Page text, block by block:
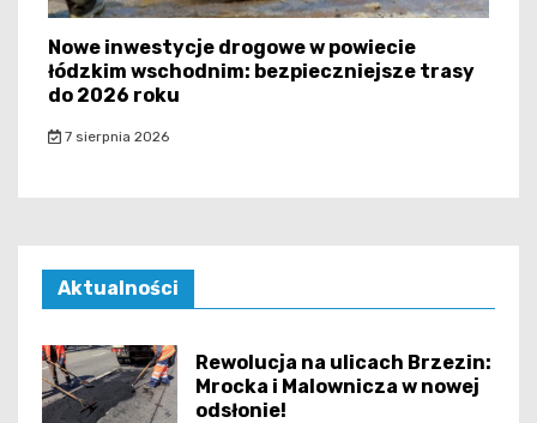
Nowe inwestycje drogowe w powiecie
łódzkim wschodnim: bezpieczniejsze trasy
do 2026 roku
7 sierpnia 2026
Aktualności
Rewolucja na ulicach Brzezin:
Mrocka i Malownicza w nowej
odsłonie!